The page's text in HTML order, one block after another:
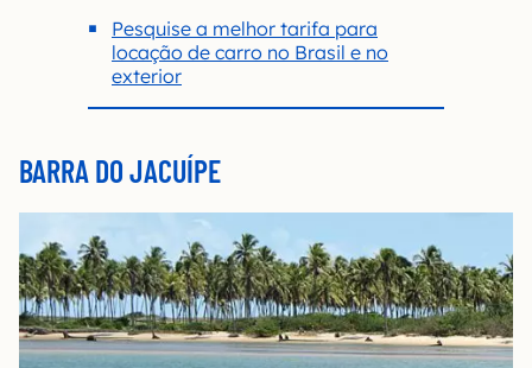
Pesquise a melhor tarifa para
locação de carro no Brasil e no
exterior
BARRA DO JACUÍPE